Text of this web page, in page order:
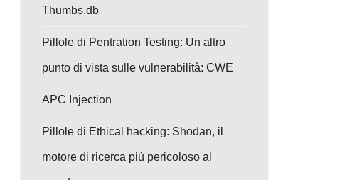
Thumbs.db
Pillole di Pentration Testing: Un altro
punto di vista sulle vulnerabilità: CWE
APC Injection
Pillole di Ethical hacking: Shodan, il
motore di ricerca più pericoloso al